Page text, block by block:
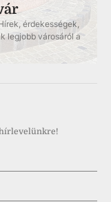
érdekességek,
legjobb városáról a